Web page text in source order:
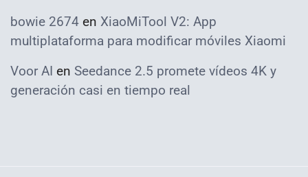
bowie 2674 en XiaoMiTool V2: App
multiplataforma para modificar móviles Xiaomi
Voor AI en Seedance 2.5 promete vídeos 4K y
generación casi en tiempo real